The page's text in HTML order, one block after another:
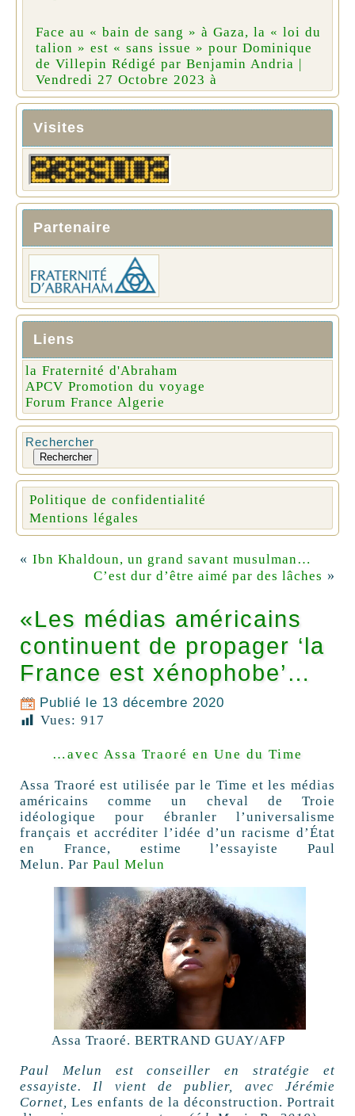
Face au « bain de sang » à Gaza, la « loi du
talion » est « sans issue » pour Dominique
de Villepin Rédigé par Benjamin Andria |
Vendredi 27 Octobre 2023 à
Visites
Partenaire
Liens
la Fraternité d'Abraham
APCV Promotion du voyage
Forum France Algerie
Rechercher
Rechercher
Politique de confidentialité
Mentions légales
« Ibn Khaldoun, un grand savant musulman…
C’est dur d’être aimé par des lâches »
«Les médias américains
continuent de propager ‘la
France est xénophobe’…
Publié le 13 décembre 2020
Vues: 917
…avec Assa Traoré en Une du Time
Assa Traoré est utilisée par le Time et les médias
américains comme un cheval de Troie
idéologique pour ébranler l’universalisme
français et accréditer l’idée d’un racisme d’État
en France, estime l’essayiste Paul
Melun. Par Paul Melun
Assa Traoré. BERTRAND GUAY/AFP
Paul Melun est conseiller en stratégie et
essayiste. Il vient de publier, avec Jérémie
Cornet, Les enfants de la déconstruction. Portrait